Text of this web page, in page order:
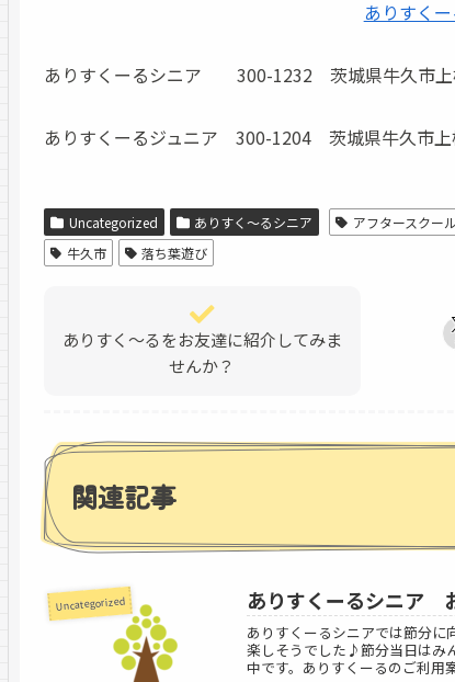
ありすく
ありすくーるシニア 300-1232 茨城県牛久市
ありすくーるジュニア 300-1204 茨城県牛久市
Uncategorized ありすく～るシニア アフタースクール
牛久市
落ち葉遊び
ありすく～るをお友達に紹介してみま
せんか？
関連記事
Uncategorized ありすくーるシニア
ありすくーるシニアでは節分に
楽しそうでした♪節分当日はみ
中です。ありすくーるのご利用